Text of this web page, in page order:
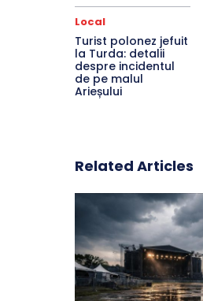
Local
Turist polonez jefuit
la Turda: detalii
despre incidentul
de pe malul
Arieșului
Related Articles